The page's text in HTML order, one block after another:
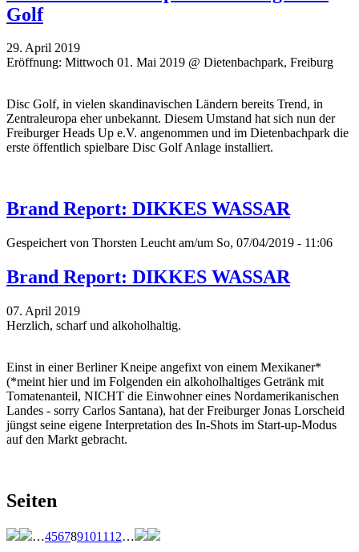
Golf
29. April 2019
Eröffnung: Mittwoch 01. Mai 2019 @ Dietenbachpark, Freiburg
Disc Golf, in vielen skandinavischen Ländern bereits Trend, in
Zentraleuropa eher unbekannt. Diesem Umstand hat sich nun der
Freiburger Heads Up e.V. angenommen und im Dietenbachpark die
erste öffentlich spielbare Disc Golf Anlage installiert.
Brand Report: DIKKES WASSAR
Gespeichert von Thorsten Leucht am/um So, 07/04/2019 - 11:06
Brand Report: DIKKES WASSAR
07. April 2019
Herzlich, scharf und alkoholhaltig.
Einst in einer Berliner Kneipe angefixt von einem Mexikaner*
(*meint hier und im Folgenden ein alkoholhaltiges Getränk mit
Tomatenanteil, NICHT die Einwohner eines Nordamerikanischen
Landes - sorry Carlos Santana), hat der Freiburger Jonas Lorscheid
jüngst seine eigene Interpretation des In-Shots im Start-up-Modus
auf den Markt gebracht.
Seiten
…4567891011 12…